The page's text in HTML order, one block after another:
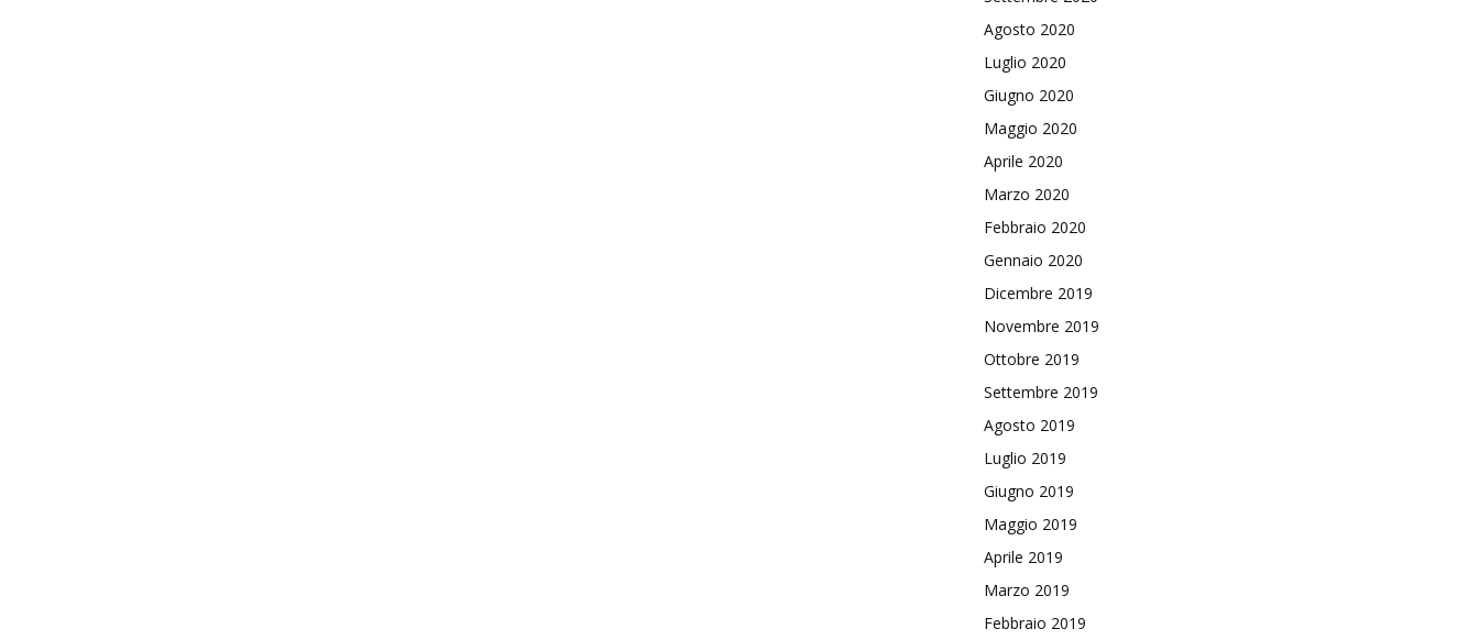
Agosto 2020
Luglio 2020
Giugno 2020
Maggio 2020
Aprile 2020
Marzo 2020
Febbraio 2020
Gennaio 2020
Dicembre 2019
Novembre 2019
Ottobre 2019
Settembre 2019
Agosto 2019
Luglio 2019
Giugno 2019
Maggio 2019
Aprile 2019
Marzo 2019
Febbraio 2019